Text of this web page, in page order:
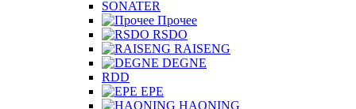
SONATER
Прочее
RSDO
RAISENG
DEGNE
RDD
EPE
HAONING